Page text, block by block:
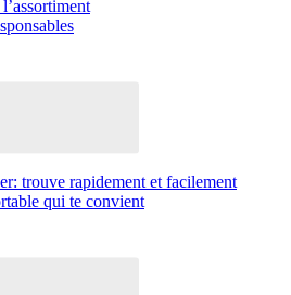
trouve rapidement et facilement
qui te convient